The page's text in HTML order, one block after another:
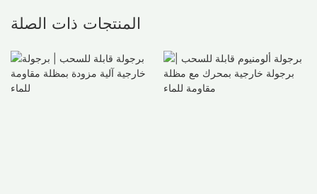
المنتجات ذات الصلة